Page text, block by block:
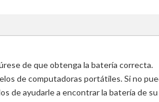
de que obtenga la batería correcta.
de computadoras portátiles. Si no
de ayudarle a encontrar la batería de